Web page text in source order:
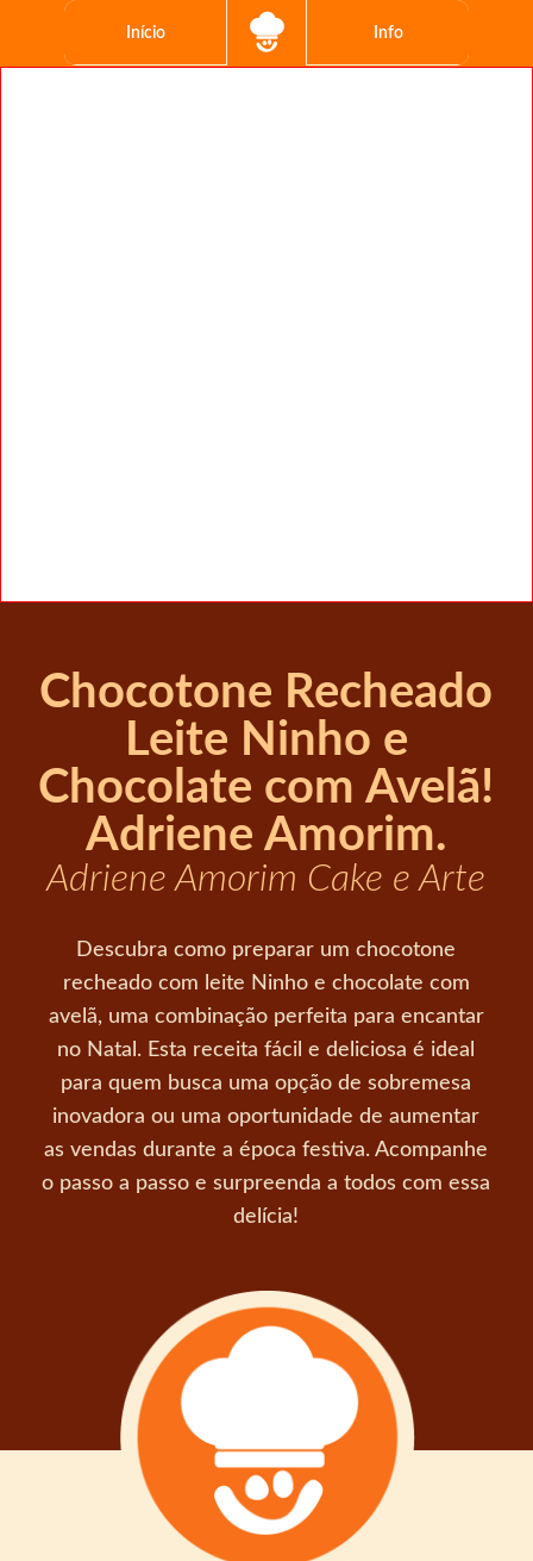
Início Info
Chocotone Recheado
Leite Ninho e
Chocolate com Avelã!
Adriene Amorim.
Adriene Amorim Cake e Arte
Descubra como preparar um chocotone
recheado com leite Ninho e chocolate com
avelã, uma combinação perfeita para encantar
no Natal. Esta receita fácil e deliciosa é ideal
para quem busca uma opção de sobremesa
inovadora ou uma oportunidade de aumentar
as vendas durante a época festiva. Acompanhe
o passo a passo e surpreenda a todos com essa
delícia!